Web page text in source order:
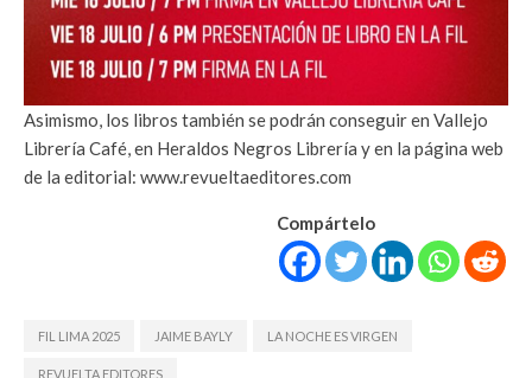
Asimismo, los libros también se podrán conseguir en Vallejo
Librería Café, en Heraldos Negros Librería y en la página web
de la editorial: www.revueltaeditores.com
Compártelo
FIL LIMA 2025 JAIME BAYLY LA NOCHE ES VIRGEN
REVUELTA EDITORES